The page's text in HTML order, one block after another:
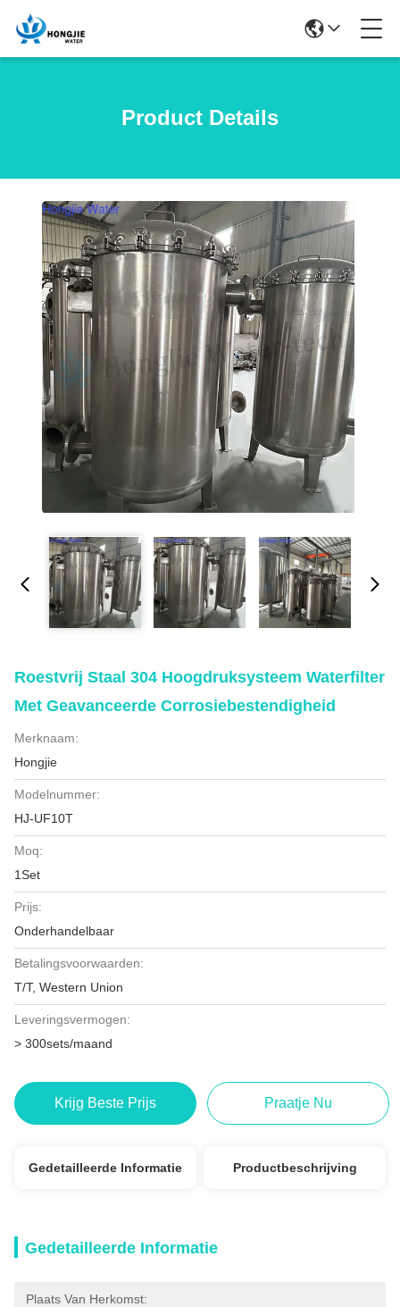
Product Details
Roestvrij Staal 304 Hoogdruksysteem Waterfilter
Met Geavanceerde Corrosiebestendigheid
Merknaam:
Hongjie
Modelnummer:
HJ-UF10T
Moq:
1Set
Prijs:
Onderhandelbaar
Betalingsvoorwaarden:
T/T, Western Union
Leveringsvermogen:
> 300sets/maand
Krijg Beste Prijs Praatje Nu
Gedetailleerde Informatie Productbeschrijving
Gedetailleerde Informatie
Plaats Van Herkomst: